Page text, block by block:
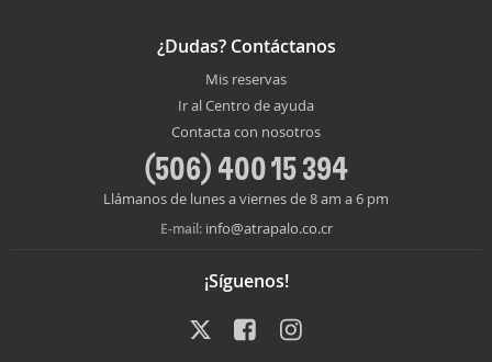
¿Dudas? Contáctanos
Mis reservas
Ir al Centro de ayuda
Contacta con nosotros
(506) 400 15 394
Llámanos de lunes a viernes de 8 am a 6 pm
E-mail: info@atrapalo.co.cr
¡Síguenos!